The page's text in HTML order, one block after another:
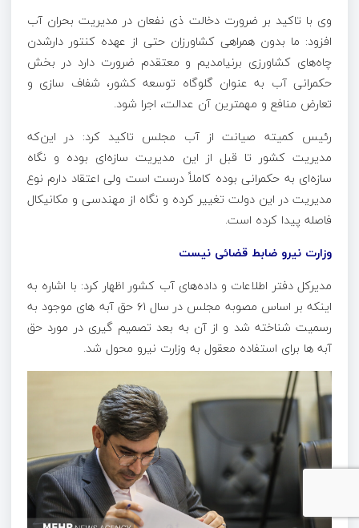
وی با تاکید بر ضرورت دخالت ذی نفعان در مدیریت بحران آب
افزود: ما بدون همراهی کشاورزان حتی از عهده کنتور دارشدن
چاه‌های کشاورزی برنیامدیم و معتقدم ضرورت دارد در بخش
حکمرانی آب به عنوان گلوگاه توسعه کشور، شفاف سازی و
تعارض منافع و مهمترین آن عدالت، اجرا شود.
رئیس کمیته صیانت از آب مجلس تاکید کرد: در این‌که
مدیریت کشور تا قبل از این مدیریت سازه‌ای بوده و نگاه
سازه‌ای به حکمرانی بوده کاملاً درست است ولی اعتقاد دارم نوع
مدیریت در این دولت تغییر کرده و نگاه از مهندسی و مکانیکال
فاصله پیدا کرده است.
وزارت نیرو ضابط قضائی نیست
مدیرکل دفتر اطلاعات و داده‌های آب کشور اظهار کرد: با اشاره به
اینکه بر اساس مصوبه مجلس در سال ۶۱ حق
آبه های موجود به
رسمیت شناخته شد و از آن به بعد تصمیم گیری در مورد حق
آبه ها برای استفاده معقول به وزارت نیرو محول شد.